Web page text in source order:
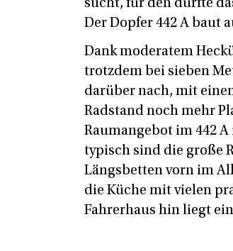
sucht, für den dürfte
Der Dopfer 442 A baut
Dank moderatem
trotzdem bei sieben
darüber nach, mit
Radstand noch mehr
Raumangebot im 442
typisch sind die große
Längsbetten vorn im
die Küche mit vielen
Fahrerhaus hin liegt